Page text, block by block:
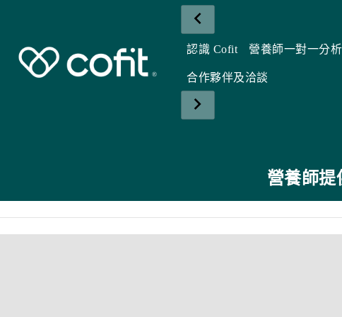
認識 Cofit 營養師一對一分析
合作夥伴及洽談
營養師提